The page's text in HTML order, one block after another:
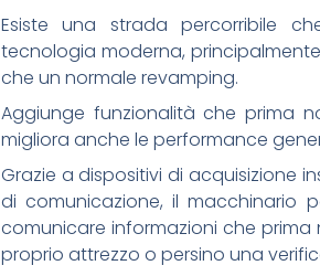
Esiste una strada percorribile
tecnologia moderna,
che un normale revamping.
Aggiunge funzionalità che prima
migliora anche le performance
Grazie a dispositivi di acquisizione
di comunicazione, il macchinario
comunicare informazioni che prima
proprio attrezzo o persino una